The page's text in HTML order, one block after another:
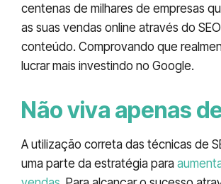
centenas de milhares de empresas
as suas vendas online através do
conteúdo. Comprovando que
lucrar mais investindo no Google.
Não viva apenas
A utilização correta das técnicas de
uma parte da estratégia para